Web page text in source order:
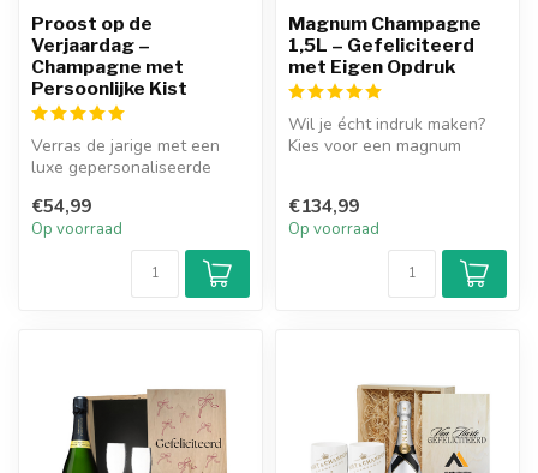
Proost op de
Verjaardag –
Champagne met
Persoonlijke Kist
Verras de jarige met een
luxe gepersonaliseerde
champagne...
€54,99
Op voorraad
Magnum Champagne
1,5L – Gefeliciteerd
met Eigen Opdruk
Wil je écht indruk maken?
Kies voor een magnum
€134,99
Op voorraad